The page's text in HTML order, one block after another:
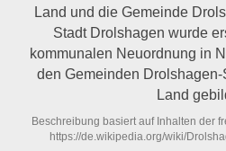
Land und die Gemeinde
Stadt Drolshagen wurde
kommunalen Neuordnung in
den Gemeinden
Land
Beschreibung basiert auf Inhalten der
https://de.wikipedia.org/wiki/